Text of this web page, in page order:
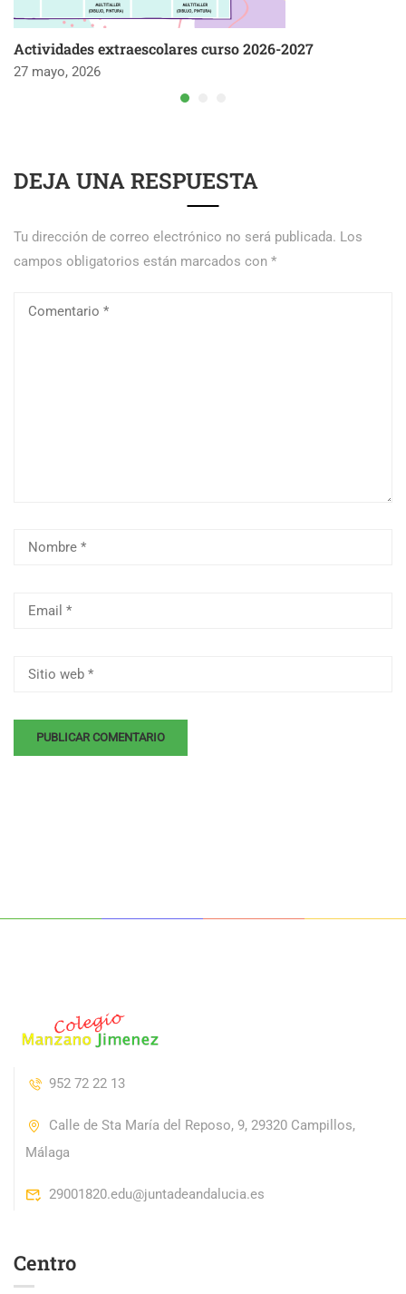
Actividades extraescolares curso 2026-2027
27 mayo, 2026
DEJA UNA RESPUESTA
Tu dirección de correo electrónico no será publicada. Los
campos obligatorios están marcados con *
952 72 22 13
Calle de Sta María del Reposo, 9, 29320 Campillos,
Málaga
29001820.edu@juntadeandalucia.es
Centro